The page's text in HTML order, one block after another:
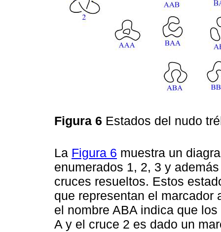
Figura 6 Estados del nudo
La Figura 6 muestra un
enumerados 1, 2, 3 y
cruces resueltos. Estos
que representan el marcador
el nombre ABA indica que
A y el cruce 2 es dado un